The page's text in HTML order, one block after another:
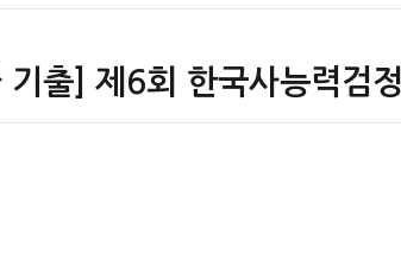
기출] 제6회 한국사능력검